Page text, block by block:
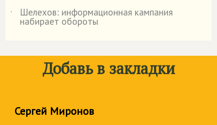
˙
Шелехов: информационная кампания
набирает обороты
Добавь в закладки
Сергей Миронов